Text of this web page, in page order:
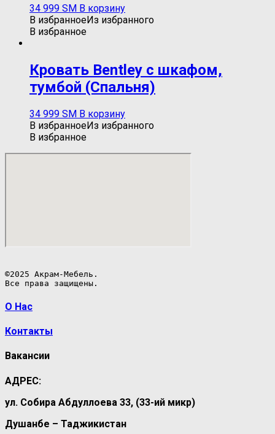
34 999 ЅМ В корзину
В избранноеИз избранного
В избранное
Кровать Bentley c шкафом,
тумбой (Спальня)
34 999 ЅМ В корзину
В избранноеИз избранного
В избранное
©2025 Акрам-Мебель.
Все права защищены.
О Нас
Контакты
Вакансии
АДРЕС:
ул. Собира Абдуллоева 33, (33-ий микр)
Душанбе – Таджикистан